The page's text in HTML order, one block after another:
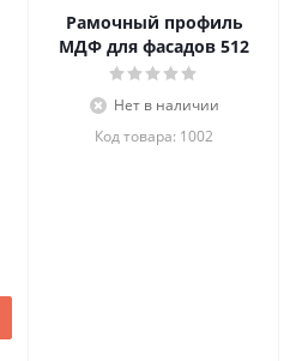
Рамочный профиль
МДФ для фасадов 512
Нет в наличии
Код товара: 1002